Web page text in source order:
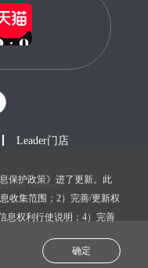
保护政策》进了更新。此
收集范围；2）完善/更新权
息权利行使说明；4）完善
确定
Leader门店
rights reserved.
-1